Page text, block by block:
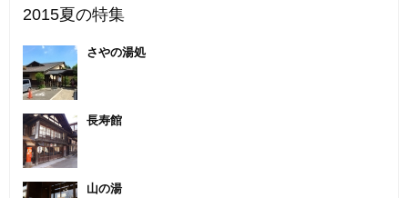
2015夏の特集
さやの湯処
長寿館
山の湯